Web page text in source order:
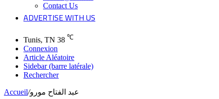
Contact Us
ADVERTISE WITH US
Tunis, TN 38 ℃
Connexion
Article Aléatoire
Sidebar (barre latérale)
Rechercher
Accueil/عبد الفتاح مورو